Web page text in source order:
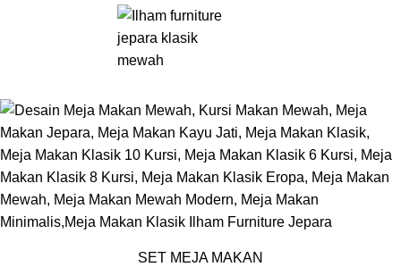
Tag Archives: Meja Makan
Mewah Modern
SET MEJA MAKAN